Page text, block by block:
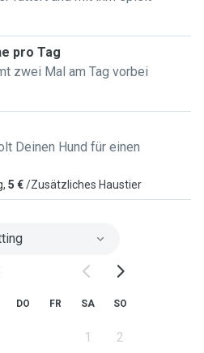
can have 2 to 3 times or as
pro Tag
zwei Mal am Tag vorbei
Deinen Hund für einen
5 €/Zusätzliches Haustier
DO FR SA SO
1 2